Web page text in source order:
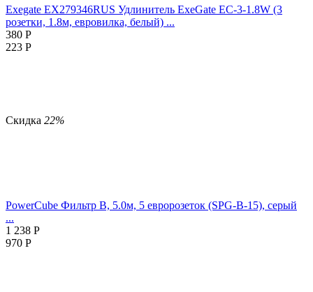
Exegate EX279346RUS Удлинитель ExeGate EC-3-1.8W (3
розетки, 1.8м, евровилка, белый) ...
380 Р
223 Р
Скидка 22%
PowerCube Фильтр B, 5.0м, 5 евророзеток (SPG-B-15), серый
...
1 238 Р
970 Р